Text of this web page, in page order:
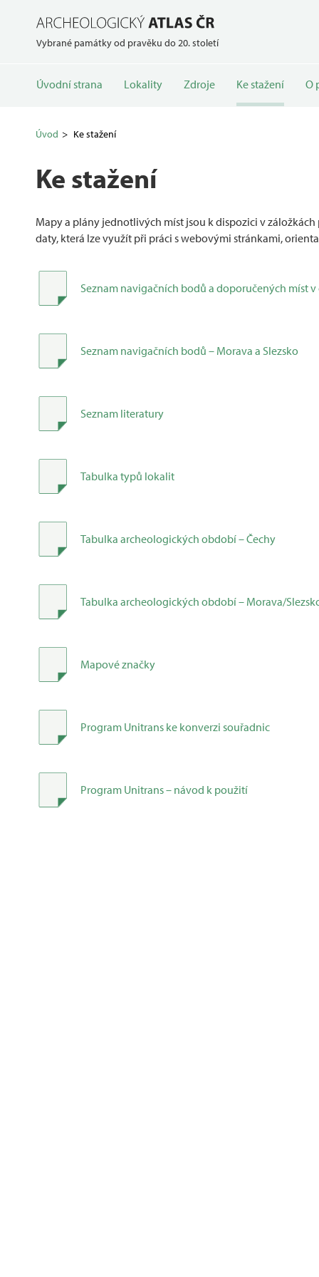
Vybrané památky od pravěku do 20. století
Úvodní strana Lokality Zdroje Ke stažení O
Úvod Ke stažení
Ke stažení
Mapy a plány jednotlivých míst jsou k dispozici v
daty, která lze využít při práci s webovými stránkami,
Seznam navigačních bodů a doporučených míst v
Seznam navigačních bodů – Morava a Slezsko
Seznam literatury
Tabulka typů lokalit
Tabulka archeologických období – Čechy
Tabulka archeologických období – Morava/
Mapové značky
Program Unitrans ke konverzi souřadnic
Program Unitrans – návod k použití